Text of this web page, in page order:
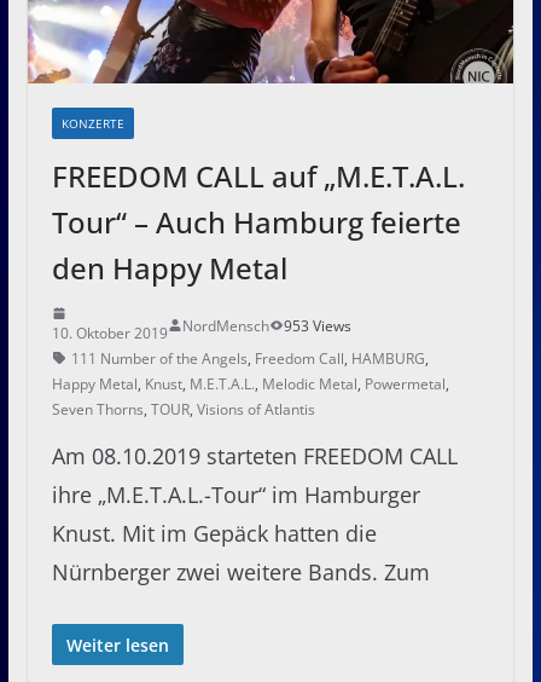
KONZERTE
FREEDOM CALL auf „M.E.T.A.L.
Tour“ – Auch Hamburg feierte
den Happy Metal
10. Oktober 2019 NordMensch
953 Views
111 Number of the Angels, Freedom Call, HAMBURG,
Happy Metal, Knust, M.E.T.A.L., Melodic Metal, Powermetal,
Seven Thorns, TOUR, Visions of Atlantis
Am 08.10.2019 starteten FREEDOM CALL
ihre „M.E.T.A.L.-Tour“ im Hamburger
Knust. Mit im Gepäck hatten die
Nürnberger zwei weitere Bands. Zum
Weiter lesen